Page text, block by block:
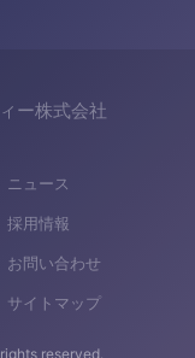
ー株式会社
ニュース
採用情報
お問い合わせ
サイトマップ
reserved.